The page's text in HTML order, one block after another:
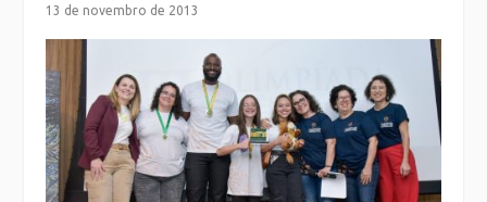
13 de novembro de 2013